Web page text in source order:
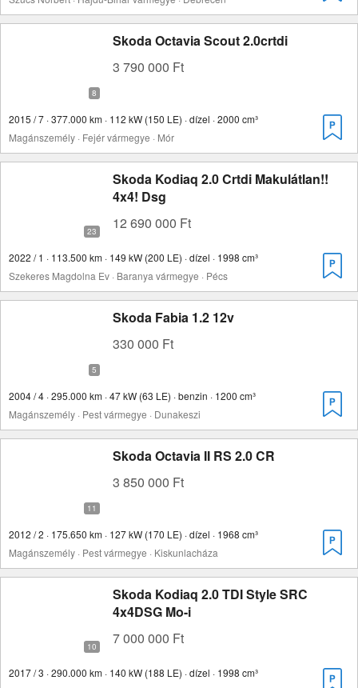
Skoda Octavia Scout 2.0crtdi
3 790 000 Ft
2015 / 7 · 377.000 km · 112 kW (150 LE) · dízel · 2000 cm³
Magánszemély · Fejér vármegye · Mór
Skoda Kodiaq 2.0 Crtdi Makulátlan!!
4x4! Dsg
12 690 000 Ft
2022 / 1 · 113.500 km · 149 kW (200 LE) · dízel · 1998 cm³
Szekeres Magdolna Ev · Baranya vármegye · Pécs
Skoda Fabia 1.2 12v
330 000 Ft
2004 / 4 · 295.000 km · 47 kW (63 LE) · benzin · 1200 cm³
Magánszemély · Pest vármegye · Dunakeszi
Skoda Octavia II RS 2.0 CR
3 850 000 Ft
2012 / 2 · 175.650 km · 127 kW (170 LE) · dízel · 1968 cm³
Magánszemély · Pest vármegye · Kiskunlacháza
Skoda Kodiaq 2.0 TDI Style SRC
4x4DSG Mo-i
7 000 000 Ft
2017 / 3 · 290.000 km · 140 kW (188 LE) · dízel · 1998 cm³